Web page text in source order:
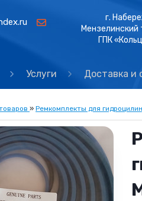
г.
ГПК
Услуги Доставка и
» Ремкомплекты для